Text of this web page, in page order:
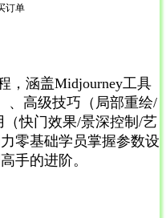
订单
，涵盖Midjourney工具
、高级技巧（局部重绘/
快门效果/景深控制/艺
零基础学员掌握参数设
手的进阶。